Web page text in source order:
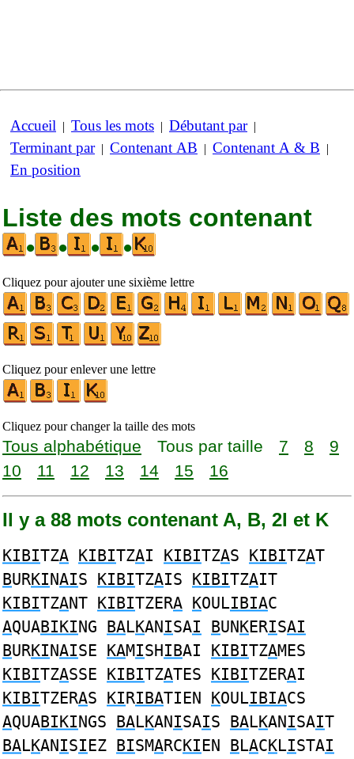
Accueil | Tous les mots | Débutant par|
Terminant par| Contenant AB | Contenant A & B |
En position
Liste des mots contenant
•
• • •
Cliquez pour ajouter une sixième lettre
Cliquez pour enlever une lettre
Cliquez pour changer la taille des mots
Tous alphabétique Tous par taille 7 8
9
10
11 12 13 14 15 16
Il y a 88 mots contenant A, B, 2I et K
KIBITZA KIBITZAI KIBITZAS KIBITZAT
BURKINAIS KIBITZAIS KIBITZAIT
KIBITZANT KIBITZERA KOULIBIAC
AQUABIKING BALKANISAI BUNKERISAI
BURKINAISE KAMISHIBAI KIBITZAMES
KIBITZASSE KIBITZATES KIBITZERAI
KIBITZERAS KIRIBATIEN KOULIBIACS
AQUABIKINGS BALKANISAIS BALKANISAIT
BALKANISIEZ BISMARCKIEN BLACKLISTAI